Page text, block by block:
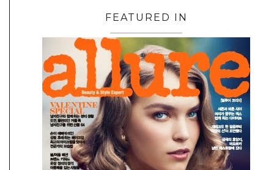
FEATURED IN